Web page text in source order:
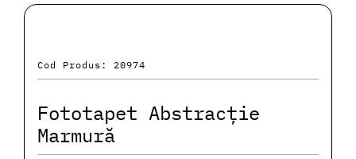
Cod Produs: 20974
Fototapet Abstracție
Marmură